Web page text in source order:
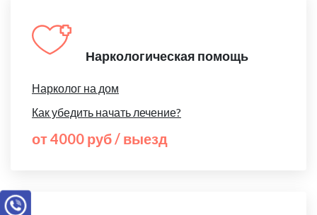
Наркологическая помощь
Нарколог на дом
Как убедить начать лечение?
от 4000 руб / выезд